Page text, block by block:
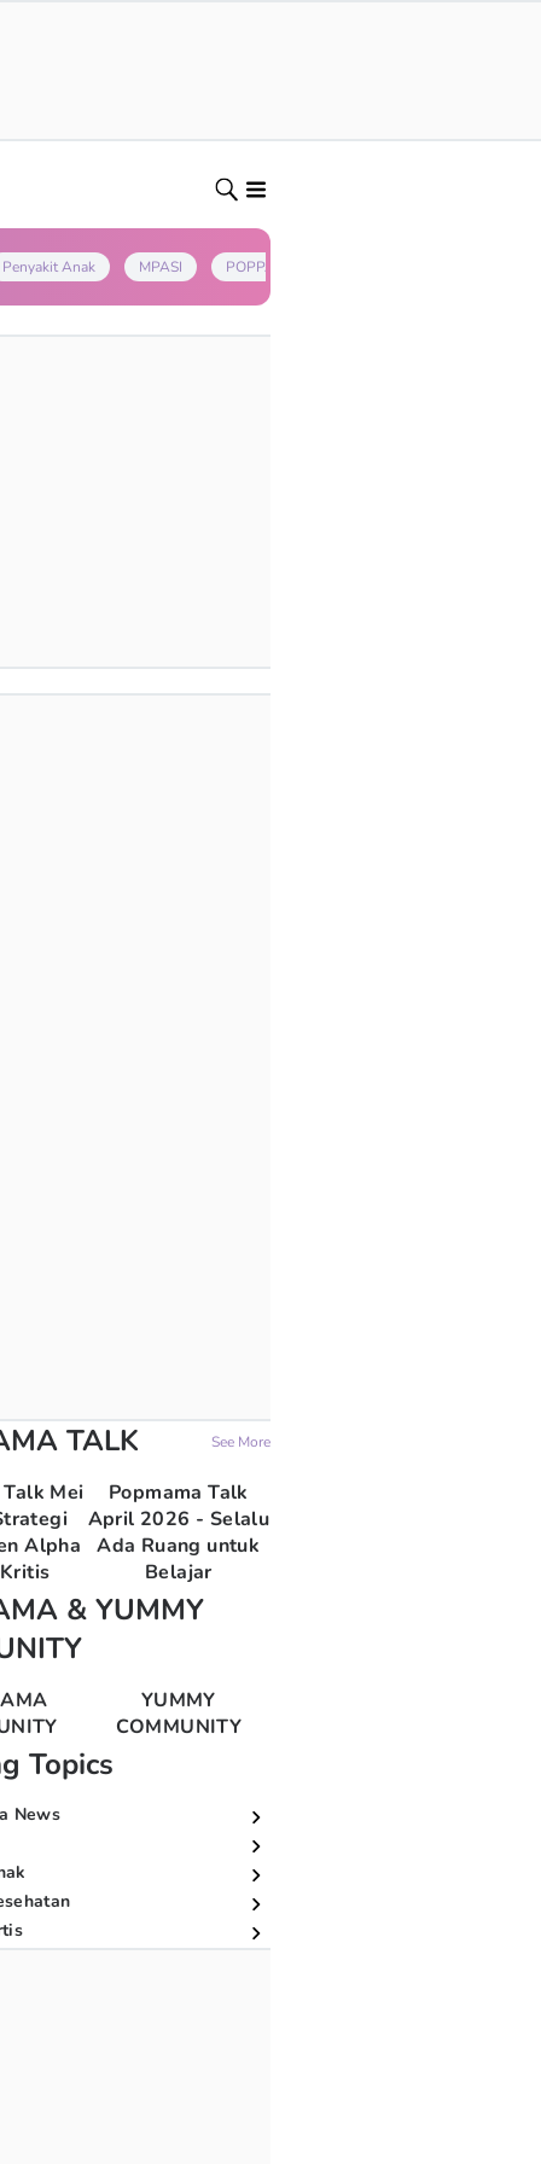
Penyakit Anak MPASI POPPAPA
TALK See More
Mei
Alpha
Popmama Talk
April 2026 - Selalu
Ada Ruang untuk
Belajar
& YUMMY
YUMMY
COMMUNITY
Topics
News